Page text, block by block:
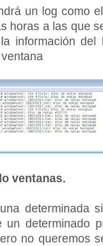
un log como
horas a las que
información del
ventanas.
determinada
un determinado
no queremos